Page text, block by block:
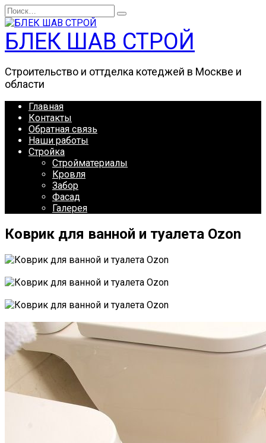
Перейти
к
содержанию
Search
for:
БЛЕК ШАВ СТРОЙ
Строительство и оттделка котеджей в Москве и
области
Главная
Контакты
Обратная связь
Наши работы
Стройка
Стройматериалы
Кровля
Забор
Фасад
Галерея
Коврик для ванной и туалета Ozon